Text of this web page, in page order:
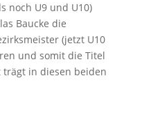
noch U9 und U10)
Baucke die
(jetzt U10
und somit die Titel
in diesen beiden